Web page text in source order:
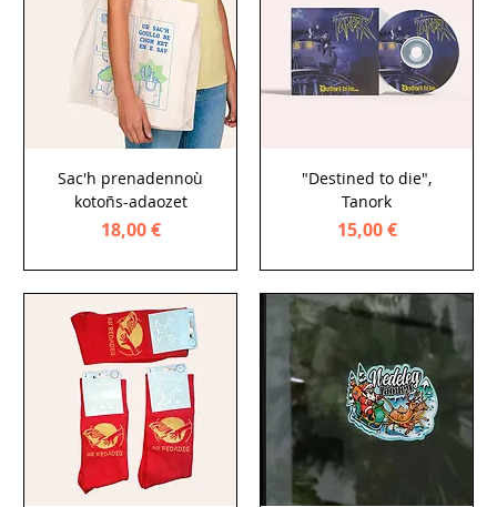
Sac'h prenadennoù
kotoñs-adaozet
Price
18,00 €
"Destined to die",
Tanork
Price
15,00 €